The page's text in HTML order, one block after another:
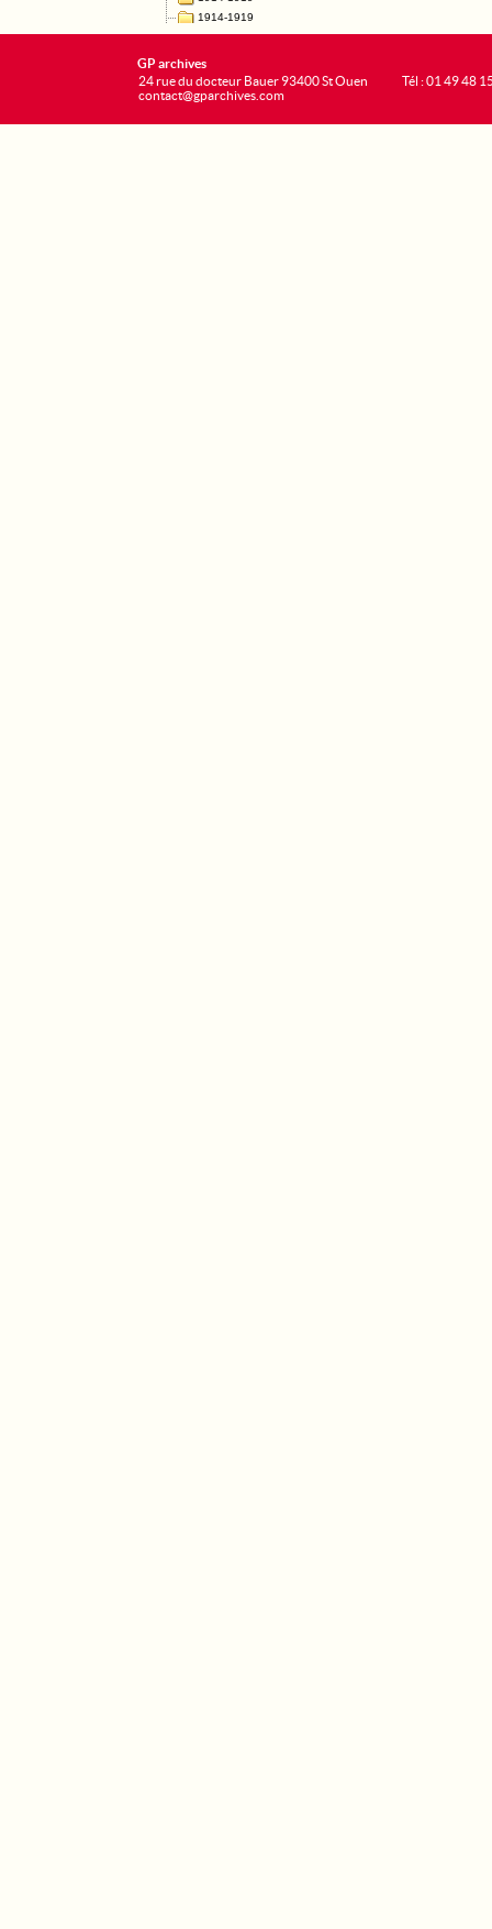
GP archives
24 rue du docteur Bauer 93400 St Ouen
contact@gparchives.com
Tél : 01 49 48